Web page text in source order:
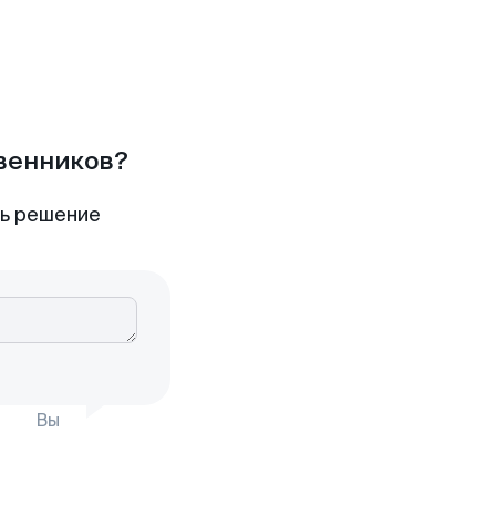
решение
Вы